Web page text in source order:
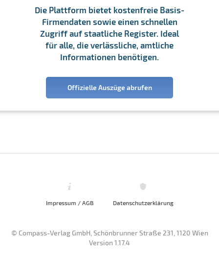
Die Plattform bietet kostenfreie Basis-
Firmendaten sowie einen schnellen
Zugriff auf staatliche Register. Ideal
für alle, die verlässliche, amtliche
Informationen benötigen.
Offizielle Auszüge abrufen
Impressum / AGB Datenschutzerklärung
© Compass-Verlag GmbH, Schönbrunner Straße 231, 1120 Wien
Version 1.17.4